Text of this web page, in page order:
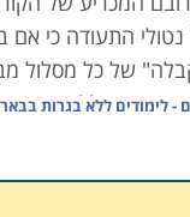
התעודה כי אם
של כל מסלול
מופיע כלל)
בצד שמאל של העמוד,
- לימודים ללא בגרות